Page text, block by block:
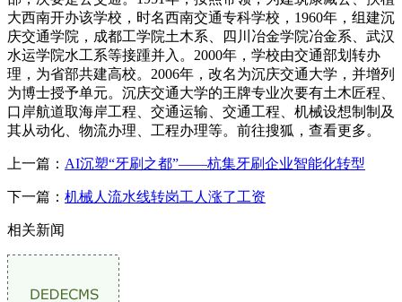
大西南开办该学校，时名西南交通专科学校，1960年，组建沉
庆交通学院，成都工学院土木系、四川冶金学院冶金系、武汉
水运学院水工系等接踵并入。2000年，学校由交通部划转办
理，为省部共建高校。2006年，改名为沉庆交通大学，并增列
为博士授予单元。沉庆交通大学的王牌专业次要有土木匠程、
口岸航道取海岸工程、交通运输、交通工程、机械设想制制及
其从动化、物流办理、工程办理等。前往搜狐，查看更多。
上一篇： AI沉塑“牙刷之都”——杭集牙刷企业智能化转型
下一篇： 机械人流水线转岗工人涨了工资
相关新闻